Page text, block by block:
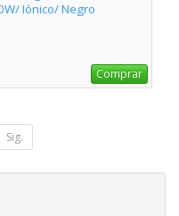
Iónico/ Negro
Comprar
Sig.